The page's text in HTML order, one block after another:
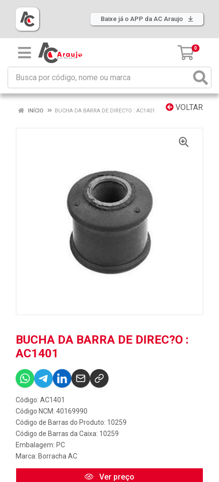
Baixe já o APP da AC Araujo
0
VOLTAR
INÍCIO BUCHA DA BARRA DE DIREC?O : AC1401
BUCHA DA BARRA DE DIREC?O :
AC1401
Código: AC1401
Código NCM: 40169990
Código de Barras do Produto: 10259
Código de Barras da Caixa: 10259
Embalagem: PC
Marca: Borracha AC
Ver preço